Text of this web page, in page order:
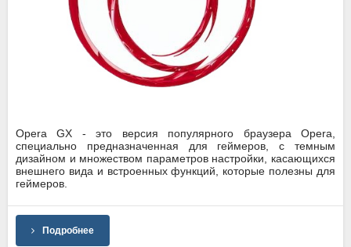
Opera GX - это версия популярного браузера Opera,
специально предназначенная для геймеров, с темным
дизайном и множеством параметров настройки, касающихся
внешнего вида и встроенных функций, которые полезны для
геймеров.
Подробнее